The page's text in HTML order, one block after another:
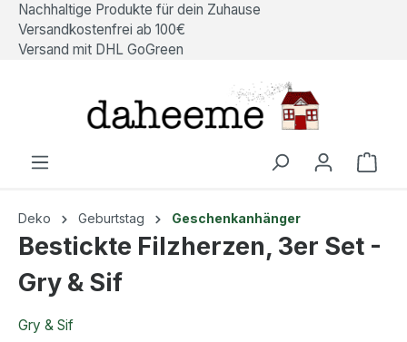
springen
Nachhaltige Produkte für dein Zuhause
Versandkostenfrei ab 100€
Versand mit DHL GoGreen
Deko Geburtstag Geschenkanhänger
Bestickte Filzherzen, 3er Set -
Gry & Sif
Gry & Sif